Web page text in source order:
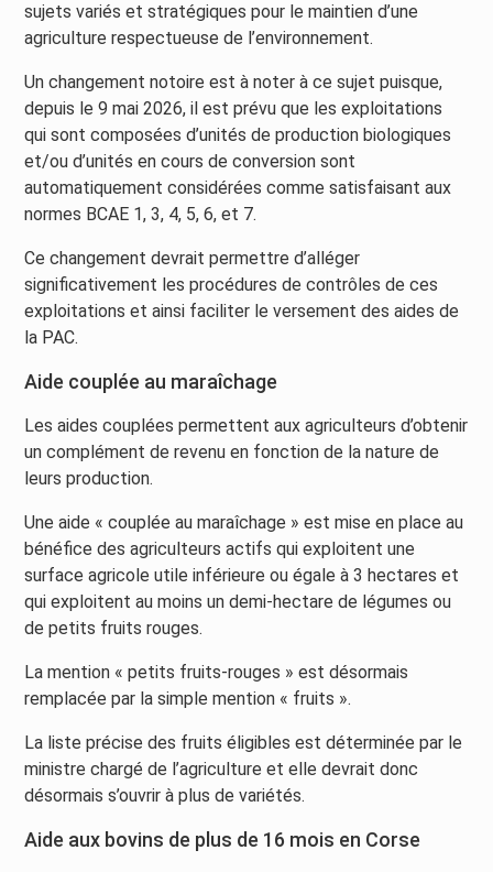
sujets variés et stratégiques pour le maintien d’une
agriculture respectueuse de l’environnement.
Un changement notoire est à noter à ce sujet puisque,
depuis le 9 mai 2026, il est prévu que les exploitations
qui sont composées d’unités de production biologiques
et/ou d’unités en cours de conversion sont
automatiquement considérées comme satisfaisant aux
normes BCAE 1, 3, 4, 5, 6, et 7.
Ce changement devrait permettre d’alléger
significativement les procédures de contrôles de ces
exploitations et ainsi faciliter le versement des aides de
la PAC.
Aide couplée au maraîchage
Les aides couplées permettent aux agriculteurs d’obtenir
un complément de revenu en fonction de la nature de
leurs production.
Une aide « couplée au maraîchage » est mise en place au
bénéfice des agriculteurs actifs qui exploitent une
surface agricole utile inférieure ou égale à 3 hectares et
qui exploitent au moins un demi-hectare de légumes ou
de petits fruits rouges.
La mention « petits fruits-rouges » est désormais
remplacée par la simple mention « fruits ».
La liste précise des fruits éligibles est déterminée par le
ministre chargé de l’agriculture et elle devrait donc
désormais s’ouvrir à plus de variétés.
Aide aux bovins de plus de 16 mois en Corse